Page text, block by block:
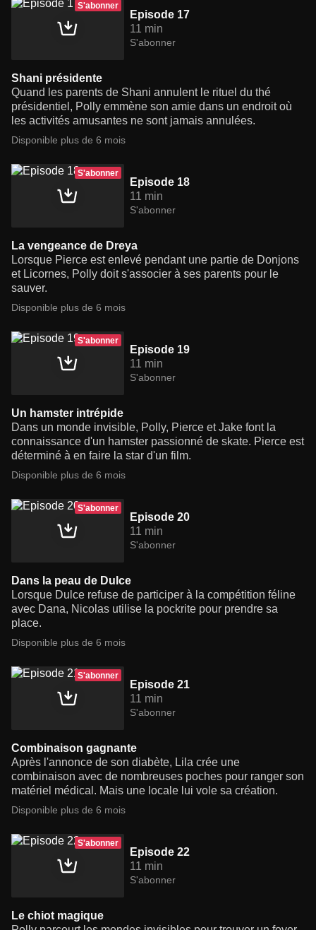
S'abonner
Episode 17
11 min
S'abonner
Shani présidente
Quand les parents de Shani annulent le rituel du thé
présidentiel, Polly emmène son amie dans un endroit où
les activités amusantes ne sont jamais annulées.
Disponible plus de 6 mois
S'abonner
Episode 18
11 min
S'abonner
La vengeance de Dreya
Lorsque Pierce est enlevé pendant une partie de Donjons
et Licornes, Polly doit s'associer à ses parents pour le
sauver.
Disponible plus de 6 mois
S'abonner
Episode 19
11 min
S'abonner
Un hamster intrépide
Dans un monde invisible, Polly, Pierce et Jake font la
connaissance d'un hamster passionné de skate. Pierce est
déterminé à en faire la star d'un film.
Disponible plus de 6 mois
S'abonner
Episode 20
11 min
S'abonner
Dans la peau de Dulce
Lorsque Dulce refuse de participer à la compétition féline
avec Dana, Nicolas utilise la pockrite pour prendre sa
place.
Disponible plus de 6 mois
S'abonner
Episode 21
11 min
S'abonner
Combinaison gagnante
Après l'annonce de son diabète, Lila crée une
combinaison avec de nombreuses poches pour ranger son
matériel médical. Mais une locale lui vole sa création.
Disponible plus de 6 mois
S'abonner
Episode 22
11 min
S'abonner
Le chiot magique